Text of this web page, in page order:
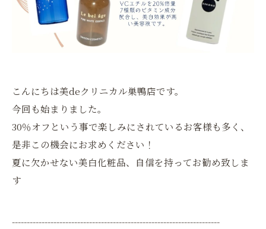
こんにちは美deクリニカル巣鴨店です。
今回も始まりました。
30％オフという事で楽しみにされているお客様も多く、
是非この機会にお求めください！
夏に欠かせない美白化粧品、自信を持ってお勧め致しま
す
----------------------------------------------------------------------